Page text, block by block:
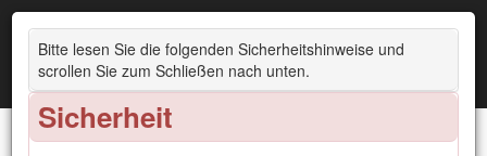
Bitte lesen Sie die folgenden Sicherheitshinweise und
scrollen Sie zum Schließen nach unten.
Sicherheit
Sprühfahrzeug Multi Pro® WM